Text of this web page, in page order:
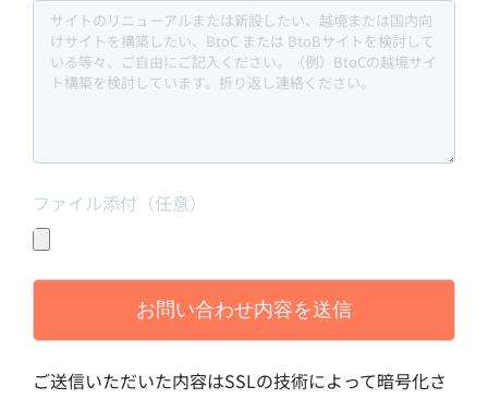
ファイル添付（任意）
ご送信いただいた内容はSSLの技術によって暗号化さ